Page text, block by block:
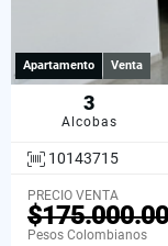
Apartamento Venta
3
Alcobas
10143715
PRECIO VENTA
Pesos Colombianos